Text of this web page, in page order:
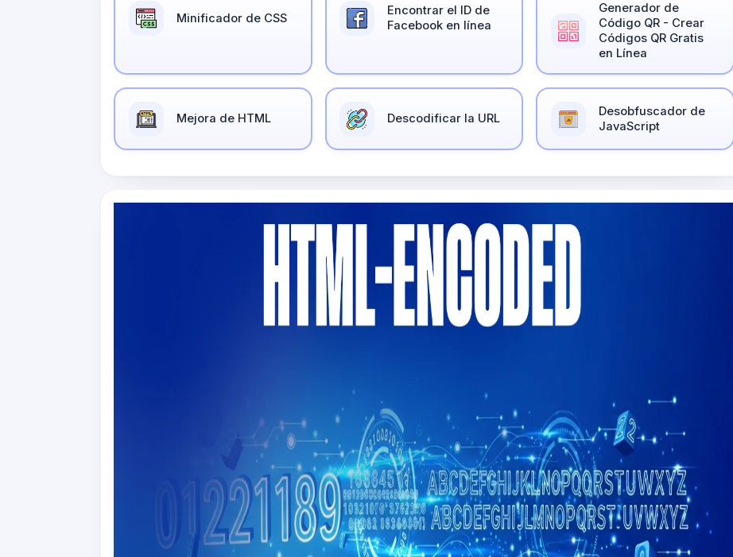
Minificador de CSS
Encontrar el ID de
Facebook en línea
Generador de
Código QR - Crear
Códigos QR Gratis
en Línea
Mejora de HTML Descodificar la URL
Desobfuscador de
JavaScript